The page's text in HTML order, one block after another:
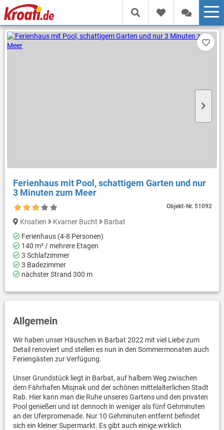
Ferienhaus mit Pool, schattigem Garten und nur
3 Minuten zum Meer
Objekt-Nr.51092
Kroatien Kvarner Bucht
Barbat
Ferienhaus (4-8 Personen)
140 m² / mehrere Etagen
3 Schlafzimmer
3 Badezimmer
nächster Strand 300 m
Allgemein
Wir haben unser Häuschen in Barbat 2022 mit viel Liebe zum
Detail renoviert und stellen es nun in den Sommermonaten auch
Feriengästen zur Verfügung.
Unser Grundstück liegt in Barbat, auf halbem Weg zwischen
dem Fährhafen Misjnak und der schönen mittelalterlichen Stadt
Rab. Hier kann man die Ruhe unseres Gartens und den privaten
Pool genießen und ist dennoch in weniger als fünf Gehminuten
an der Uferpromenade. Nur 10 Gehminuten entfernt befindet
sich ein kleiner Supermarkt. Es gibt auch einige wirklich